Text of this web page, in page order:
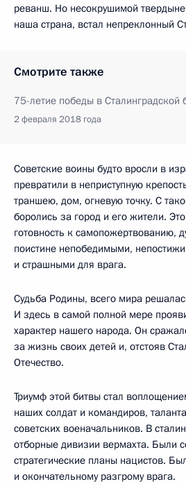
реванш. Но несокрушимой
наша страна, встал непреклонный
Смотрите также
75-летие победы в Сталинградской
2 февраля 2018 года
Советские воины будто вросли в
превратили в неприступную
траншею, дом, огневую точку. С
боролись за город и его жители.
готовность к самопожертвованию,
поистине непобедимыми,
и страшными для врага.
Судьба Родины, всего мира
И здесь в самой полной мере
характер нашего народа. Он
за жизнь своих детей и, отстояв
Отечество.
Триумф этой битвы стал
наших солдат и командиров,
советских военачальников. В
отборные дивизии вермахта. Были
стратегические планы нацистов.
и окончательному разгрому врага.